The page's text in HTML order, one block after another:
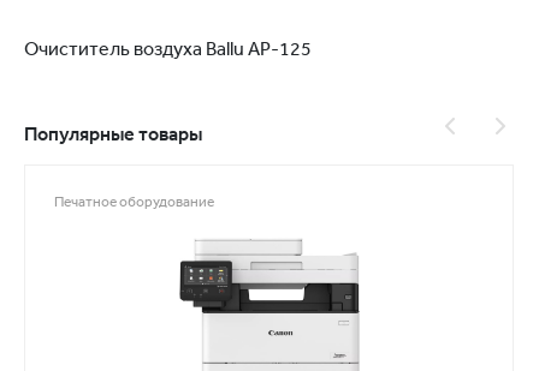
Очиститель воздуха Ballu AP-125
Популярные товары
Печатное оборудование